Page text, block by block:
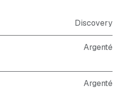
Discovery
Argenté
Argenté